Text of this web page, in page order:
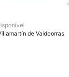
favoritos
de Valdeorras